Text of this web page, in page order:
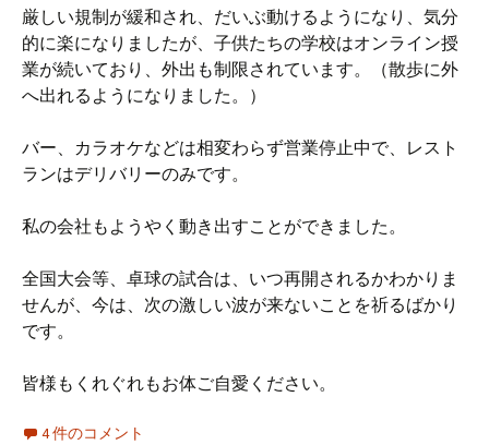
厳しい規制が緩和され、だいぶ動けるようになり、気分
的に楽になりましたが、子供たちの学校はオンライン授
業が続いており、外出も制限されています。（散歩に外
へ出れるようになりました。）
バー、カラオケなどは相変わらず営業停止中で、レスト
ランはデリバリーのみです。
私の会社もようやく動き出すことができました。
全国大会等、卓球の試合は、いつ再開されるかわかりま
せんが、今は、次の激しい波が来ないことを祈るばかり
です。
皆様もくれぐれもお体ご自愛ください。
4 件のコメント